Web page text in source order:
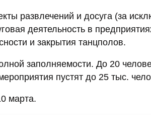
развлечений и досуга (за
деятельность в
и закрытия танцполов.
заполняемости. До 20
пустят до 25 тыс.
марта.